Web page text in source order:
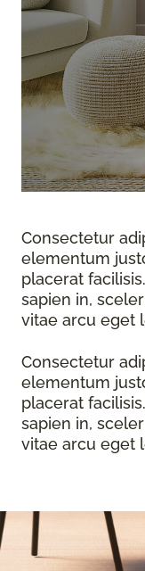
Consectetur
elementum
placerat
sapien in,
vitae arcu eget
Consectetur
elementum
placerat
sapien in,
vitae arcu eget